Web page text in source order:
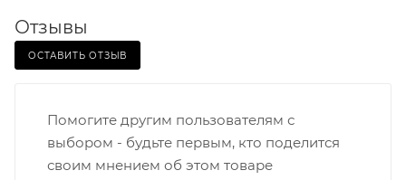
Отзывы
ОСТАВИТЬ ОТЗЫВ
Помогите другим пользователям с
выбором - будьте первым, кто поделится
своим мнением об этом товаре